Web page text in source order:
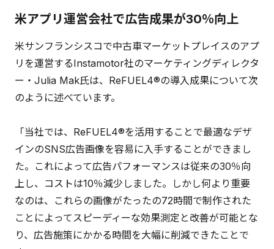
米アプリ運営会社で広告成果が30％向上
米サンフランシスコで中古車マーケットプレイスのアプ
リを運営するInstamotor社のマーケティングディレクタ
ー・Julia Mak氏は、ReFUEL4®の導入成果について次
のように述べています。
「当社では、ReFUEL4®を活用することで最適なデザ
インのSNS広告画像を容易に入手することができまし
た。これによって広告パフォーマンスは従来の30％向
上し、コストは10％減少しました。しかし何より重要
なのは、これらの画像がたったの72時間で制作された
ことによってスピーディーな効果測定と改善が可能とな
り、広告施策にかかる時間を大幅に削減できたことで